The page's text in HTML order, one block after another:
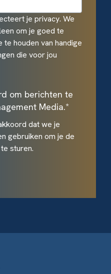
je privacy. We
om je goed te
houden van handige
die voor jou
om berichten te
Media.*
dat we je
gebruiken om je de
sturen.